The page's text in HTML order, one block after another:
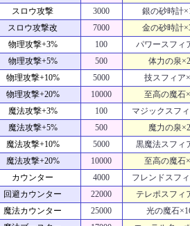
スロウ攻撃
3000
銀の砂時計
スロウ攻撃改
7000
金の砂時計
物理攻撃+3%
100
パワースフィ
物理攻撃+5%
500
体力の泉×2
物理攻撃+10%
5000
技スフィア
物理攻撃+20%
10000
至高の魔石
魔法攻撃+3%
100
マジックスフ
魔法攻撃+5%
500
魔力の泉×2
魔法攻撃+10%
5000
黒魔法スフィ
魔法攻撃+20%
10000
至高の魔石
カウンター
4000
フレンドスフ
回避カウンター
22000
テレポスフィ
魔法カウンター
25000
光の魔石